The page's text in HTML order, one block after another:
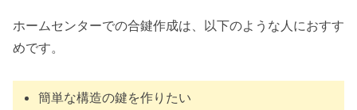
ホームセンターでの合鍵作成は、以下のような人におすす
めです。
簡単な構造の鍵を作りたい